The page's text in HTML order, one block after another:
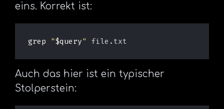
eins. Korrekt ist:
grep "$query"
Auch das hier ist ein typischer
Stolperstein: